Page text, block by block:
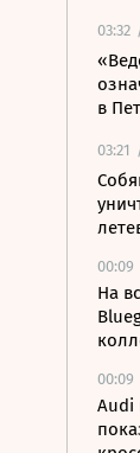
03:32
в
03:21
00:09
На
00:09
Audi